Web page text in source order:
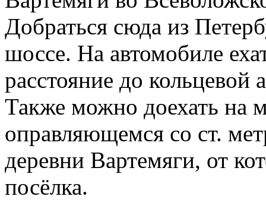
Добраться сюда из
шоссе. На автомобиле
расстояние до кольцевой
Также можно доехать на
оправляющемся со ст.
деревни Вартемяги, от
посёлка.